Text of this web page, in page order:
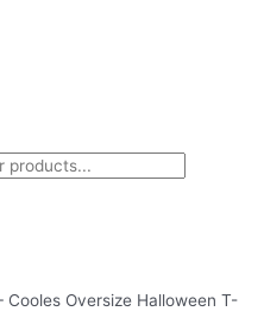
Cooles Oversize Halloween T-